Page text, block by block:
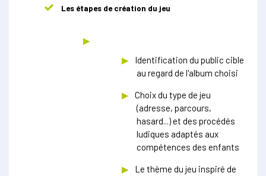
Les étapes de création du jeu
Identification du public cible
au regard de l'album choisi
Choix du type de jeu
(adresse, parcours,
hasard...) et des procédés
ludiques adaptés aux
compétences des enfants
Le thème du jeu inspiré de